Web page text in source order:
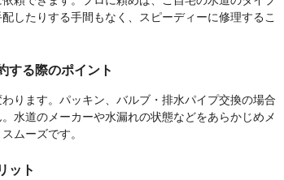
したりする手間もなく、スピーディーに修理するこ
する際のポイント
ります。パッキン、バルブ・排水パイプ交換の場合
水道のメーカーや水漏れの状態などをあらかじめメ
ムーズです。
ット